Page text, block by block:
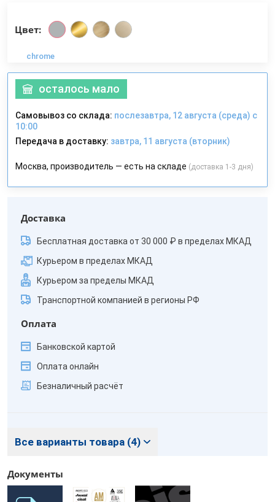
Цвет:
chrome
осталось мало
Самовывоз со склада: послезавтра, 12 августа (среда) с
10:00
Передача в доставку: завтра, 11 августа (вторник)
Москва, производитель — есть на складе (доставка 1-3 дня)
Доставка
Бесплатная доставка от 30 000 ₽ в пределах МКАД
Курьером в пределах МКАД
Курьером за пределы МКАД
Транспортной компанией в регионы РФ
Оплата
Банковской картой
Оплата онлайн
Безналичный расчёт
Все варианты товара (4)
Документы